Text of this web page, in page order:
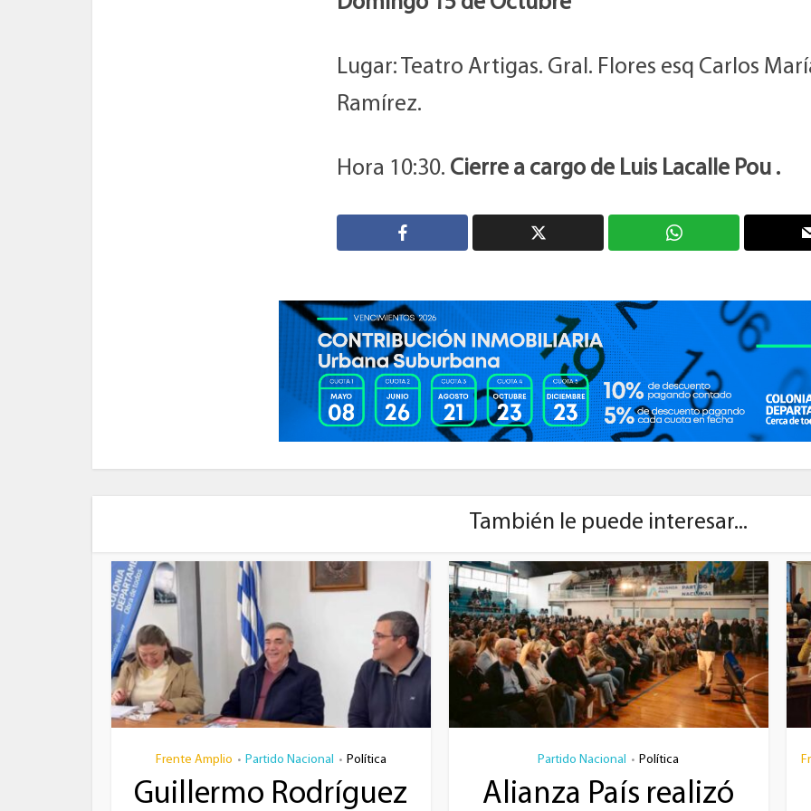
Lugar: Teatro Artigas. Gral. Flores esq Carlos
Ramírez.
Hora 10:30. Cierre a cargo de Luis Lacalle Pou .
También le puede interesar...
Frente Amplio • Partido Nacional • Política
Guillermo Rodríguez
Partido Nacional • Política
Alianza País realizó